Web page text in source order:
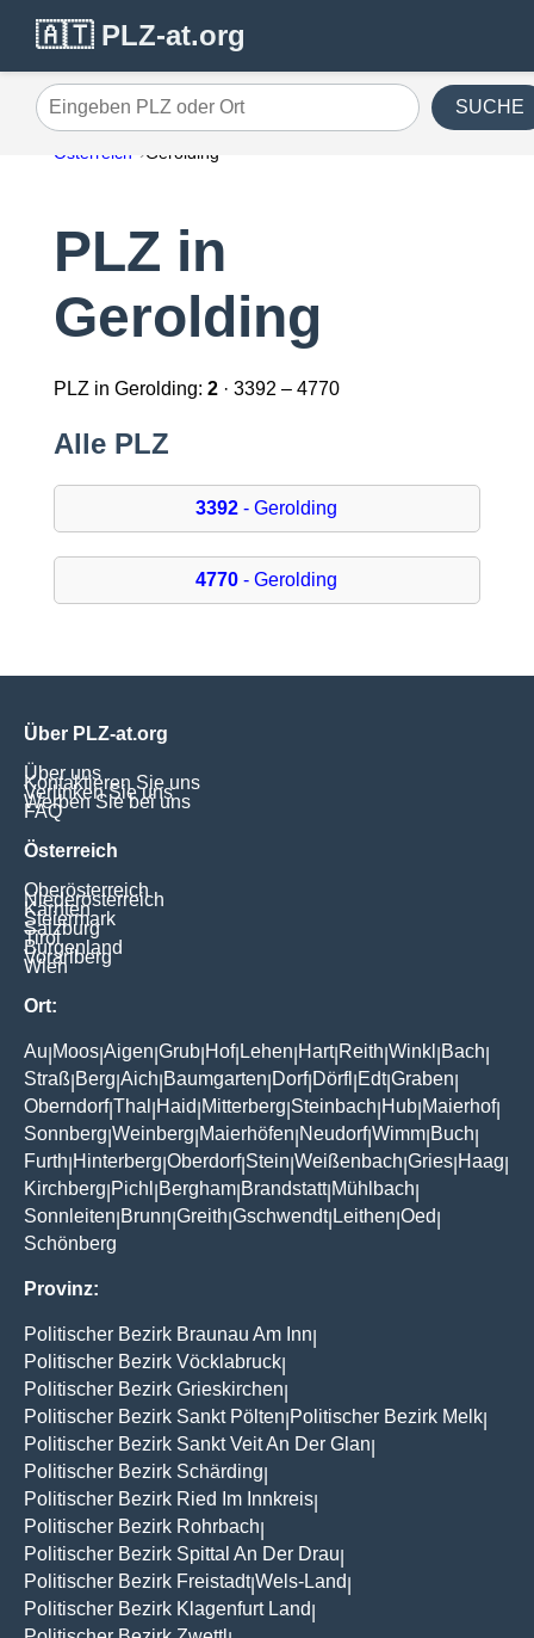
🇦🇹 PLZ-at.org
Eingeben PLZ oder Ort SUCHE
Österreich Gerolding
PLZ in
Gerolding
PLZ in Gerolding: 2· 3392 – 4770
Alle PLZ
3392 - Gerolding
4770 - Gerolding
Über PLZ-at.org
Über uns
Kontaktieren Sie uns
Verlinken Sie uns
Werben Sie bei uns
FAQ
Österreich
Oberösterreich
Niederösterreich
Kärnten
Steiermark
Salzburg
Tirol
Burgenland
Vorarlberg
Wien
Ort:
Au Moos Aigen Grub Hof| Lehen Hart| Reith Winkl Bach
Straß Berg Aich Baumgarten Dorf| Dörfl Edt|Graben
Oberndorf|Thal Haid Mitterberg Steinbach Hub Maierhof|
Sonnberg Weinberg Maierhöfen Neudorf|Wimm Buch
Furth Hinterberg Oberdorf| Stein Weißenbach Gries Haag
Kirchberg Pichl Bergham Brandstatt| Mühlbach
Sonnleiten Brunn Greith Gschwendt| Leithen Oed
Schönberg
Provinz:
Politischer Bezirk Braunau Am Inn
Politischer Bezirk Vöcklabruck
Politischer Bezirk Grieskirchen
Politischer Bezirk Sankt Pölten Politischer Bezirk Melk
Politischer Bezirk Sankt Veit An Der Glan
Politischer Bezirk Schärding
Politischer Bezirk Ried Im Innkreis
Politischer Bezirk Rohrbach
Politischer Bezirk Spittal An Der Drau
Politischer Bezirk Freistadt|Wels-Land
Politischer Bezirk Klagenfurt Land